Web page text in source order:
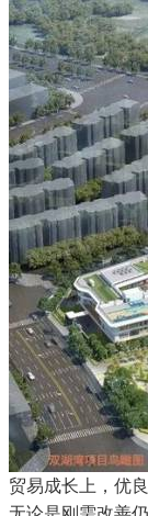
贸易成长上，优